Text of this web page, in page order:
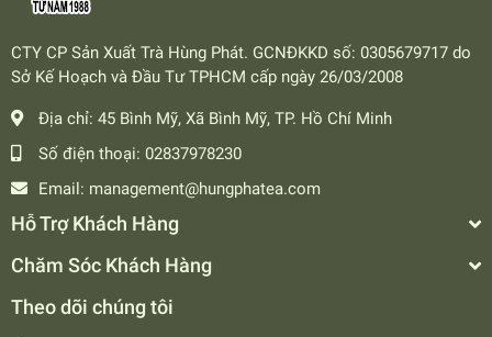
CTY CP Sản Xuất Trà Hùng Phát. GCNĐKKD số: 0305679717 do
Sở Kế Hoạch và Đầu Tư TPHCM cấp ngày 26/03/2008
Địa chỉ: 45 Bình Mỹ, Xã Bình Mỹ, TP. Hồ Chí Minh
Số điện thoại: 02837978230
Email: management@hungphatea.com
Hỗ Trợ Khách Hàng
Chăm Sóc Khách Hàng
Theo dõi chúng tôi